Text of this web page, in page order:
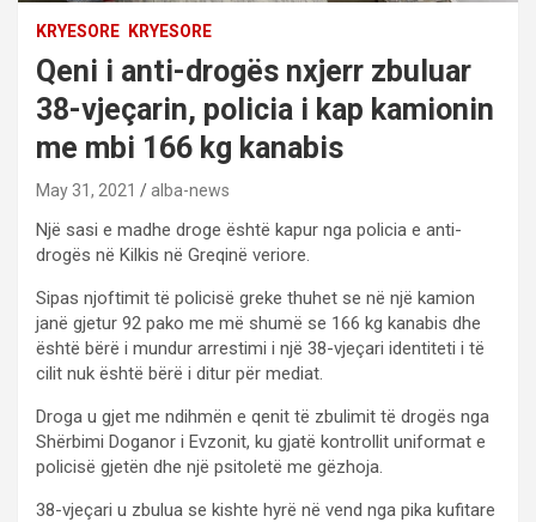
KRYESORE KRYESORE
Qeni i anti-drogës nxjerr zbuluar
38-vjeçarin, policia i kap kamionin
me mbi 166 kg kanabis
May 31, 2021 alba-news
Një sasi e madhe droge është kapur nga policia e anti-
drogës në Kilkis në Greqinë veriore.
Sipas njoftimit të policisë greke thuhet se në një kamion
janë gjetur 92 pako me më shumë se 166 kg kanabis dhe
është bërë i mundur arrestimi i një 38-vjeçari identiteti i të
cilit nuk është bërë i ditur për mediat.
Droga u gjet me ndihmën e qenit të zbulimit të drogës nga
Shërbimi Doganor i Evzonit, ku gjatë kontrollit uniformat e
policisë gjetën dhe një psitoletë me gëzhoja.
38-vjeçari u zbulua se kishte hyrë në vend nga pika kufitare